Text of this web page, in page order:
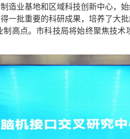
造业基地和区域科技创新中心，
一批重要的科研成果，培养了大
高点。市科技局将始终聚焦技